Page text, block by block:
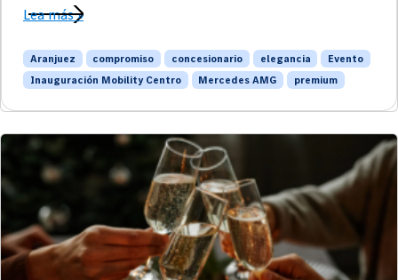
Lea más »
Aranjuez compromiso concesionario elegancia
Evento
Inauguración Mobility Centro
Mercedes AMG premium